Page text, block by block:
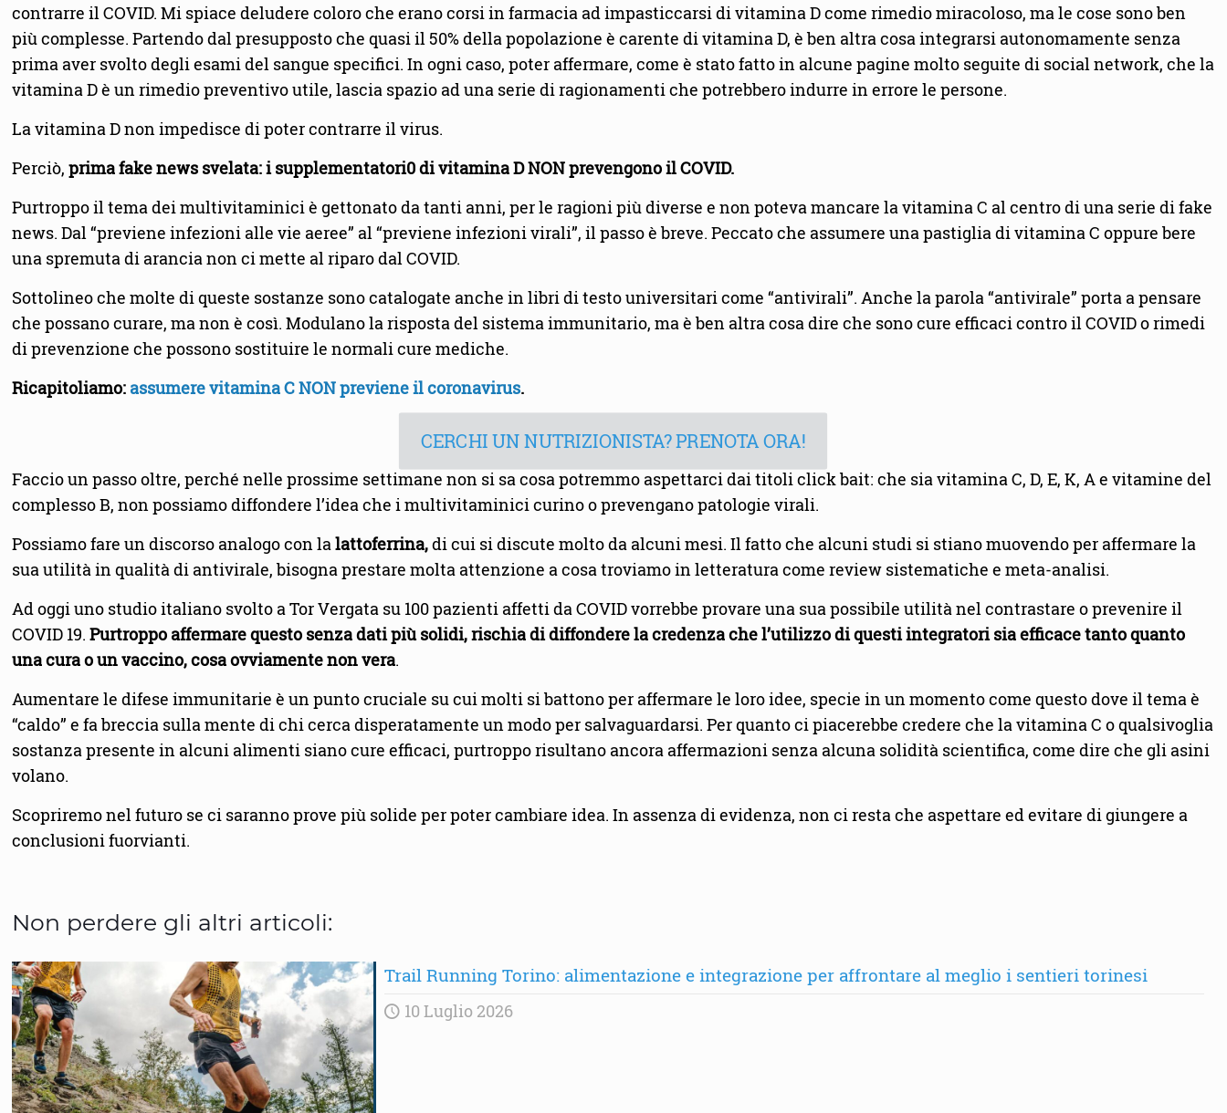
contrarre il COVID. Mi spiace deludere coloro che erano corsi in farmacia ad impasticcarsi di vitamina D come rimedio miracoloso, ma le cose sono ben
più complesse. Partendo dal presupposto che quasi il 50% della popolazione è carente di vitamina D, è ben altra cosa integrarsi autonomamente senza
prima aver svolto degli esami del sangue specifici. In ogni caso, poter affermare, come è stato fatto in alcune pagine molto seguite di social network, che la
vitamina D è un rimedio preventivo utile, lascia spazio ad una serie di ragionamenti che potrebbero indurre in errore le persone.
La vitamina D non impedisce di poter contrarre il virus.
Perciò,prima fake news svelata: i supplementatori0 di vitamina D NON prevengono il COVID.
Purtroppo il tema dei multivitaminici è gettonato da tanti anni, per le ragioni più diverse e non poteva mancare la vitamina C al centro di una serie di fake
news. Dal “previene infezioni alle vie aeree” al “previene infezioni virali”, il passo è breve. Peccato che assumere una pastiglia di vitamina C oppure bere
una spremuta di arancia non ci mette al riparo dal COVID.
Sottolineo che molte di queste sostanze sono catalogate anche in libri di testo universitari come “antivirali”. Anche la parola “antivirale” porta a pensare
che possano curare, ma non è così. Modulano la risposta del sistema immunitario, ma è ben altra cosa dire che sono cure efficaci contro il COVID o rimedi
di prevenzione che possono sostituire le normali cure mediche.
Ricapitoliamo: assumere vitamina C NON previene il coronavirus.
CERCHI UN NUTRIZIONISTA? PRENOTA ORA!
Faccio un passo oltre, perché nelle prossime settimane non si sa cosa potremmo aspettarci dai titoli click bait: che sia vitamina C, D, E, K, A e vitamine del
complesso B, non possiamo diffondere l’idea che i multivitaminici curino o prevengano patologie virali.
Possiamo fare un discorso analogo con lalattoferrina,di cui si discute molto da alcuni mesi. Il fatto che alcuni studi si stiano muovendo per affermare la
sua utilità in qualità di antivirale, bisogna prestare molta attenzione a cosa troviamo in letteratura come review sistematiche e meta-analisi.
Ad oggi uno studio italiano svolto a Tor Vergata su 100 pazienti affetti da COVID vorrebbe provare una sua possibile utilità nel contrastare o prevenire il
COVID 19.Purtroppo affermare questo senza dati più solidi, rischia di diffondere la credenza che l’utilizzo di questi integratori sia efficace tanto quanto
una cura o un vaccino, cosa ovviamente non vera.
Aumentare le difese immunitarie è un punto cruciale su cui molti si battono per affermare le loro idee, specie in un momento come questo dove il tema è
“caldo” e fa breccia sulla mente di chi cerca disperatamente un modo per salvaguardarsi. Per quanto ci piacerebbe credere che la vitamina C o qualsivoglia
sostanza presente in alcuni alimenti siano cure efficaci, purtroppo risultano ancora affermazioni senza alcuna solidità scientifica, come dire che gli asini
volano.
Scopriremo nel futuro se ci saranno prove più solide per poter cambiare idea. In assenza di evidenza, non ci resta che aspettare ed evitare di giungere a
conclusioni fuorvianti.
Non perdere gli altri articoli:
Trail Running Torino: alimentazione e integrazione per affrontare al meglio i sentieri torinesi
10 Luglio 2026